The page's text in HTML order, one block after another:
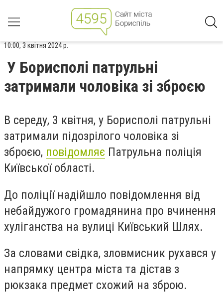
10:00, 3 квітня 2024 р.
У Борисполі патрульні
затримали чоловіка зі зброєю
В середу, 3 квітня, у Борисполі патрульні
затримали підозрілого чоловіка зі
зброєю, повідомляє Патрульна поліція
Київської області.
До поліції надійшло повідомлення від
небайдужого громадянина про вчинення
хуліганства на вулиці Київський Шлях.
За словами свідка, зловмисник рухався у
напрямку центра міста та дістав з
рюкзака предмет схожий на зброю.